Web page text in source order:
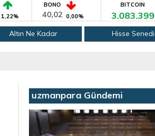
1,22%
BONO
40,02 0,00%
BITCOIN
3.083.399
Altın Ne Kadar Hisse Senedi
uzmanpara Gündemi